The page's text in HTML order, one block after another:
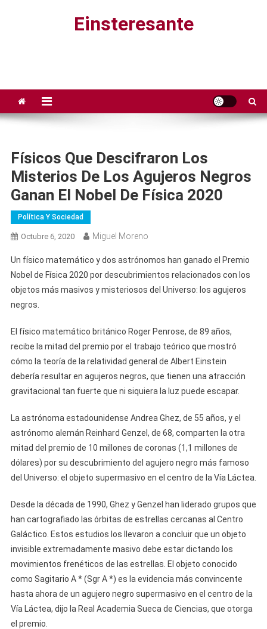
Einsteresante
Físicos Que Descifraron Los
Misterios De Los Agujeros Negros
Ganan El Nobel De Física 2020
Política Y Sociedad
Octubre 6, 2020 Miguel Moreno
Un físico matemático y dos astrónomos han ganado el Premio
Nobel de Física 2020 por descubrimientos relacionados con los
objetos más masivos y misteriosos del Universo: los agujeros
negros.
El físico matemático británico Roger Penrose, de 89 años,
recibe la mitad del premio por el trabajo teórico que mostró
cómo la teoría de la relatividad general de Albert Einstein
debería resultar en agujeros negros, que tienen una atracción
gravitacional tan fuerte que ni siquiera la luz puede escapar.
La astrónoma estadounidense Andrea Ghez, de 55 años, y el
astrónomo alemán Reinhard Genzel, de 68, comparten la otra
mitad del premio de 10 millones de coronas (1,1 millones de
dólares) por su descubrimiento del agujero negro más famoso
del Universo: el objeto supermasivo en el centro de la Vía Láctea.
Desde la década de 1990, Ghez y Genzel han liderado grupos que
han cartografiado las órbitas de estrellas cercanas al Centro
Galáctico. Estos estudios los llevaron a concluir que un objeto
invisible extremadamente masivo debe estar dictando los
movimientos frenéticos de las estrellas. El objeto conocido
como Sagitario A * (Sgr A *) es la evidencia más convincente
hasta ahora de un agujero negro supermasivo en el centro de la
Vía Láctea, dijo la Real Academia Sueca de Ciencias, que otorga
el premio.